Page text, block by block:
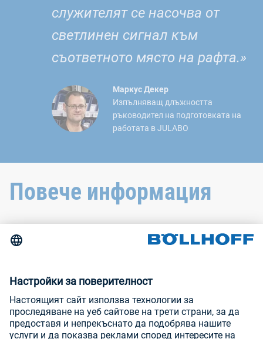
служителят се насочва от
светлинен сигнал към
съответното място на рафта.»
Маркус Декер
Изпълняващ длъжността
ръководител на подготовката на
работата в JULABO
Повече информация
Новини
Търговски изложения и семинари